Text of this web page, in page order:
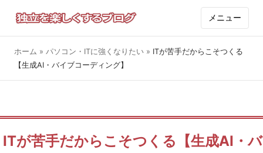
メニュー
ホーム » パソコン・ITに強くなりたい » ITが苦手だからこそつくる
【生成AI・バイブコーディング】
ITが苦手だからこそつくる【生成AI・バ